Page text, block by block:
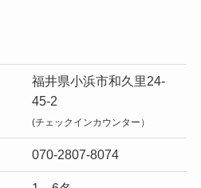
福井県小浜市和久里24-
45-2
(チェックインカウンター）
070-2807-8074